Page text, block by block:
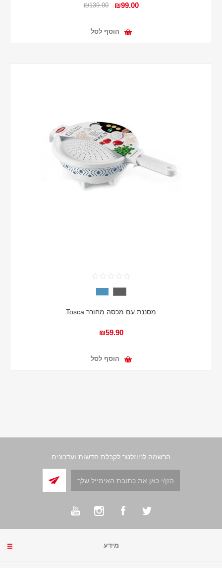
₪99.00
₪139.00
הוסף לסל
מסננת עם מכסה מחורר Tosca
₪59.90
הוסף לסל
הרשמה לניוזלטר לקבלת חדשות ועדכונים
מידע